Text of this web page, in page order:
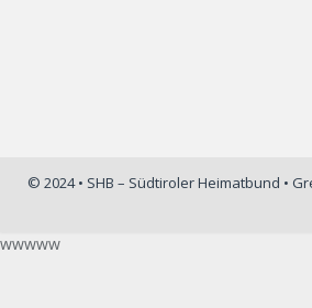
© 2024 • SHB – Südtiroler Heimatbund •
wwwww